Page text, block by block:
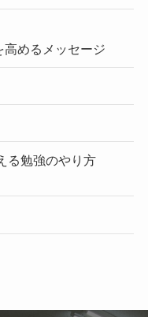
めるメッセージ
る勉強のやり方